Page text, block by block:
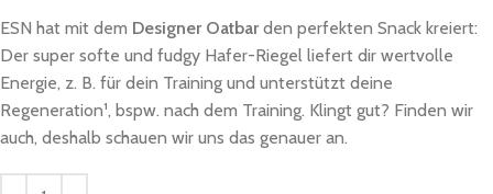
ESN hat mit dem Designer Oatbarden perfekten Snack kreiert:
Der super softe und fudgy Hafer-Riegel liefert dir wertvolle
Energie, z. B. für dein Training und unterstützt deine
Regeneration¹, bspw. nach dem Training. Klingt gut? Finden wir
auch, deshalb schauen wir uns das genauer an.